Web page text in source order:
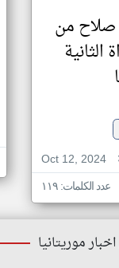
من
الثانية
Oct 12, 2024
عدد الكلمات: ١١٩
موريتانيا